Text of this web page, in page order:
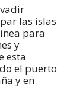
las islas
para
y
esta
el puerto
y en